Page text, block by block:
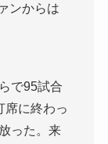
ンからは
で95試合
席に終わっ
った。来